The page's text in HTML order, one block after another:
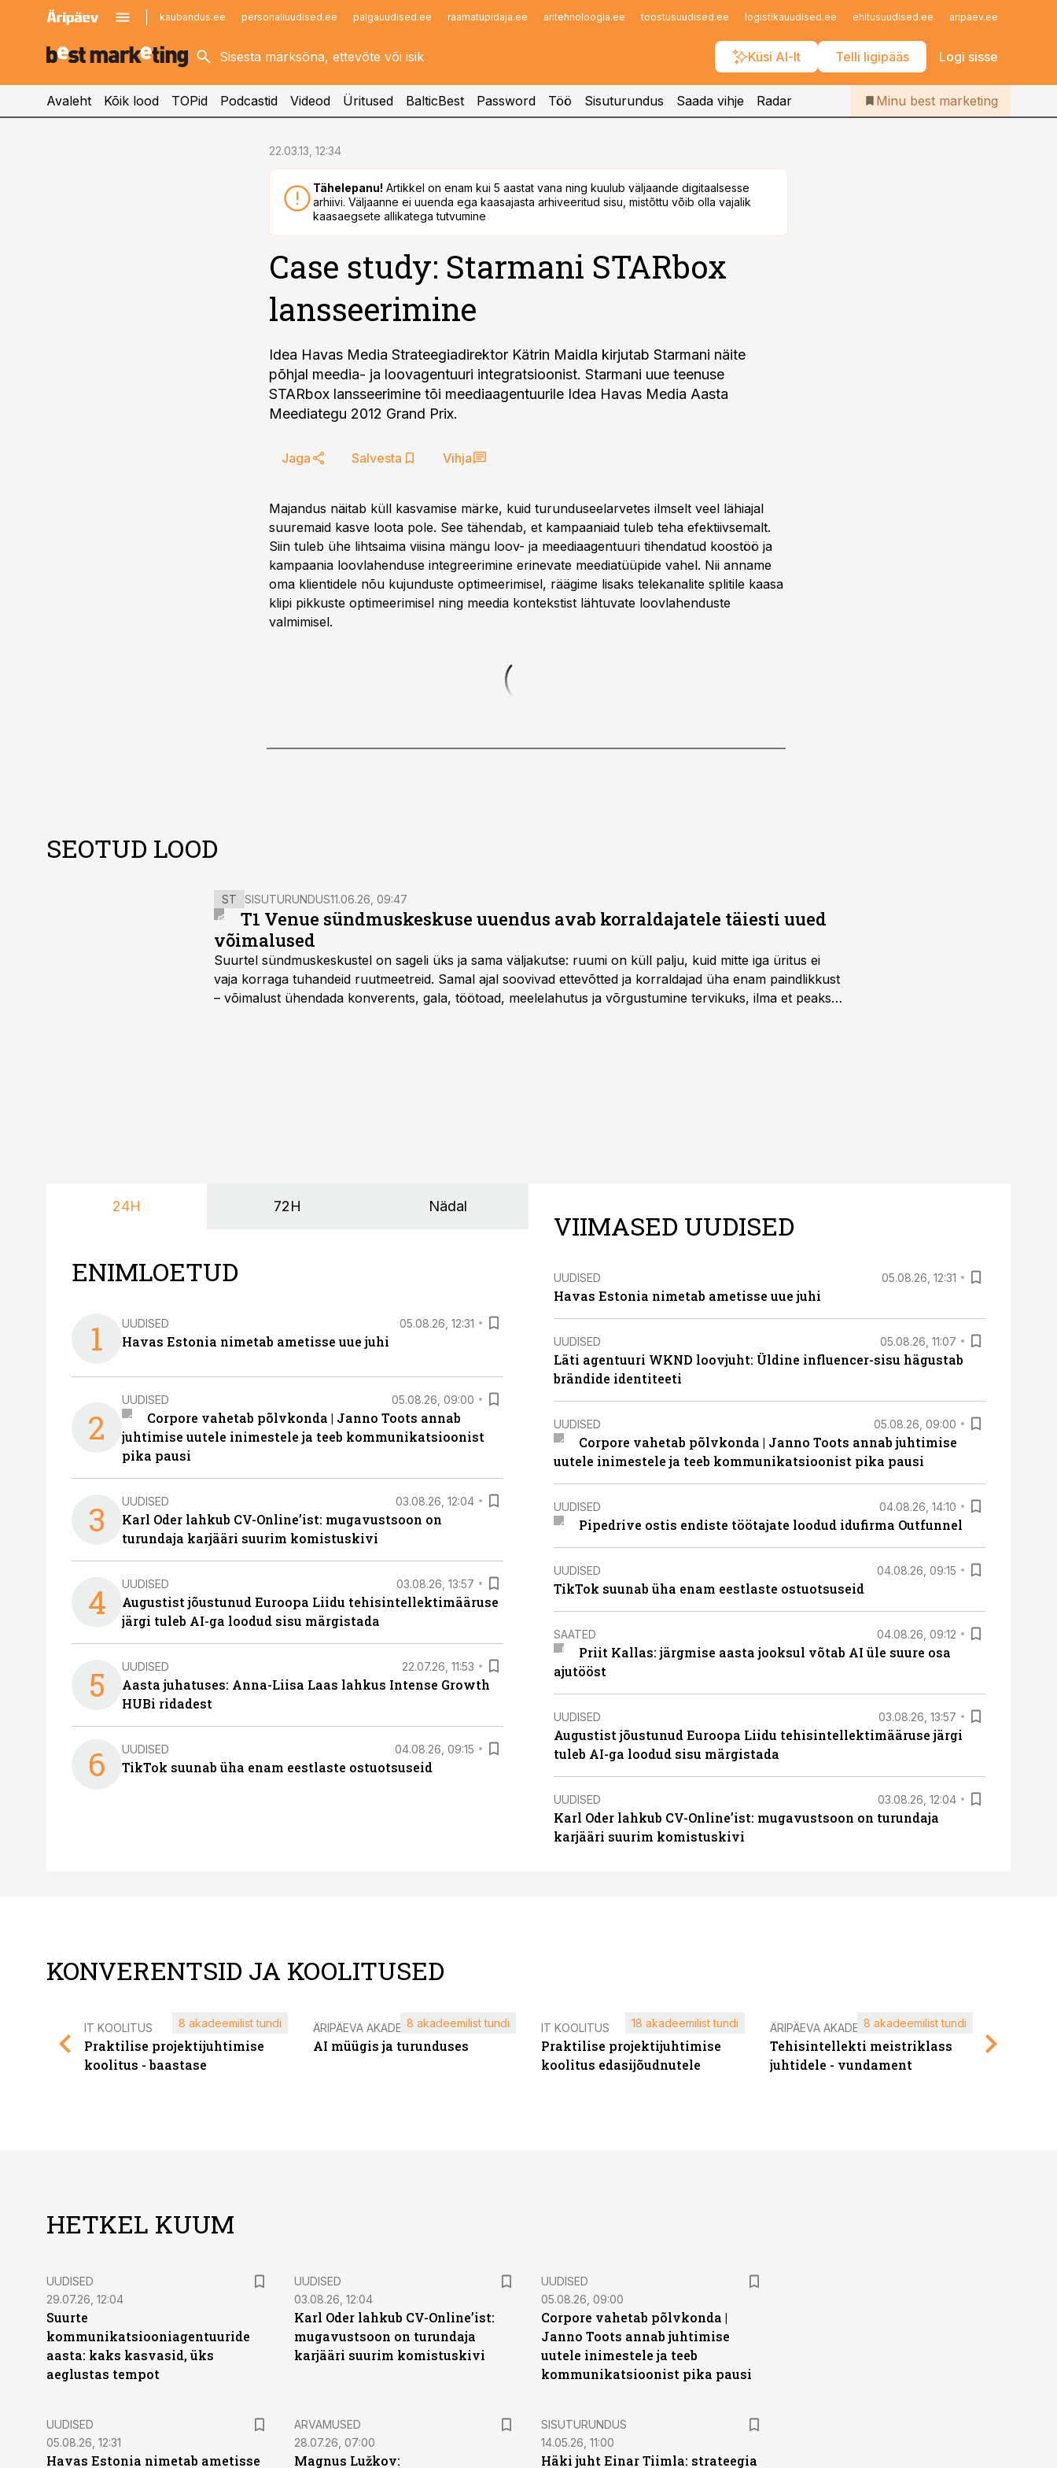
kaubandus.ee personaliuudised.ee palgauudised.ee raamatupidaja.ee aritehnoloogia.ee toostusuudised.ee logistikauudised.ee ehitusuudised.ee aripaev.ee
Küsi AI-lt Telli ligipääs Logi sisse
kinnisvarauudised.ee
logistikauudised.ee
imelineajalugu.ee
Infopank
Iseteenindus
Telli Bestmarketing
Avaleht Kõik lood TOPid Podcastid Videod Üritused BalticBest Password Töö Sisuturundus Saada vihje Radar Minu best marketing
22.03.13, 12:34
Tähelepanu! Artikkel on enam kui 5 aastat vana ning kuulub väljaande digitaalsesse
arhiivi. Väljaanne ei uuenda ega kaasajasta arhiveeritud sisu, mistõttu võib olla vajalik
kaasaegsete allikatega tutvumine
Case study: Starmani STARbox
lansseerimine
Idea Havas Media Strateegiadirektor Kätrin Maidla kirjutab Starmani näite
põhjal meedia- ja loovagentuuri integratsioonist. Starmani uue teenuse
STARbox lansseerimine tõi meediaagentuurile Idea Havas Media Aasta
Meediategu 2012 Grand Prix.
Jaga Salvesta Vihja
Majandus näitab küll kasvamise märke, kuid turunduseelarvetes ilmselt veel lähiajal
suuremaid kasve loota pole. See tähendab, et kampaaniaid tuleb teha efektiivsemalt.
Siin tuleb ühe lihtsaima viisina mängu loov- ja meediaagentuuri tihendatud koostöö ja
kampaania loovlahenduse integreerimine erinevate meediatüüpide vahel. Nii anname
oma klientidele nõu kujunduste optimeerimisel, räägime lisaks telekanalite splitile kaasa
klipi pikkuste optimeerimisel ning meedia kontekstist lähtuvate loovlahenduste
valmimisel.
SEOTUD LOOD
ST SISUTURUNDUS11.06.26, 09:47
T1 Venue sündmuskeskuse uuendus avab korraldajatele täiesti uued
võimalused
Suurtel sündmuskeskustel on sageli üks ja sama väljakutse: ruumi on küll palju, kuid mitte iga üritus ei
vaja korraga tuhandeid ruutmeetreid. Samal ajal soovivad ettevõtted ja korraldajad üha enam paindlikkust
– võimalust ühendada konverents, gala, töötoad, meelelahutus ja võrgustumine tervikuks, ilma et peaks
24H 72H Nädal
ENIMLOETUD
1 UUDISED 05.08.26, 12:31
Havas Estonia nimetab ametisse uue juhi
2
UUDISED 05.08.26, 09:00
Corpore vahetab põlvkonda | Janno Toots annab
juhtimise uutele inimestele ja teeb kommunikatsioonist
pika pausi
3 UUDISED 03.08.26, 12:04
Karl Oder lahkub CV-Online’ist: mugavustsoon on
turundaja karjääri suurim komistuskivi
4 UUDISED 03.08.26, 13:57
Augustist jõustunud Euroopa Liidu tehisintellektimääruse
järgi tuleb AI-ga loodud sisu märgistada
5 UUDISED 22.07.26, 11:53
Aasta juhatuses: Anna-Liisa Laas lahkus Intense Growth
HUBi ridadest
6 UUDISED 04.08.26, 09:15
TikTok suunab üha enam eestlaste ostuotsuseid
VIIMASED UUDISED
UUDISED 05.08.26, 12:31
Havas Estonia nimetab ametisse uue juhi
UUDISED 05.08.26, 11:07
Läti agentuuri WKND loovjuht: Üldine influencer-sisu hägustab
brändide identiteeti
UUDISED 05.08.26, 09:00
Corpore vahetab põlvkonda | Janno Toots annab juhtimise
uutele inimestele ja teeb kommunikatsioonist pika pausi
UUDISED 04.08.26, 14:10
Pipedrive ostis endiste töötajate loodud idufirma Outfunnel
UUDISED 04.08.26, 09:15
TikTok suunab üha enam eestlaste ostuotsuseid
SAATED 04.08.26, 09:12
Priit Kallas: järgmise aasta jooksul võtab AI üle suure osa
ajutööst
UUDISED 03.08.26, 13:57
Augustist jõustunud Euroopa Liidu tehisintellektimääruse järgi
tuleb AI-ga loodud sisu märgistada
UUDISED 03.08.26, 12:04
Karl Oder lahkub CV-Online’ist: mugavustsoon on turundaja
karjääri suurim komistuskivi
KONVERENTSID JA KOOLITUSED
IT KOOLITUS
Praktilise projektijuhtimise
koolitus - baastase
8 akadeemilist tundi ÄRIPÄEVA AKADEEMIA
AI müügis ja turunduses
8 akadeemilist tundi IT KOOLITUS
Praktilise projektijuhtimise
koolitus edasijõudnutele
18 akadeemilist tundi ÄRIPÄEVA AKADEEMIA
Tehisintellekti meistriklass
juhtidele - vundament
8 akadeemilist tundi
HETKEL KUUM
UUDISED
29.07.26, 12:04
Suurte
kommunikatsiooniagentuuride
aasta: kaks kasvasid, üks
aeglustas tempot
UUDISED
03.08.26, 12:04
Karl Oder lahkub CV-Online’ist:
mugavustsoon on turundaja
karjääri suurim komistuskivi
UUDISED
05.08.26, 09:00
Corpore vahetab põlvkonda |
Janno Toots annab juhtimise
uutele inimestele ja teeb
kommunikatsioonist pika pausi
UUDISED
05.08.26, 12:31
Havas Estonia nimetab ametisse
ARVAMUSED
28.07.26, 07:00
Magnus Lužkov:
ST
SISUTURUNDUS
14.05.26, 11:00
Häki juht Einar Tiimla: strateegia